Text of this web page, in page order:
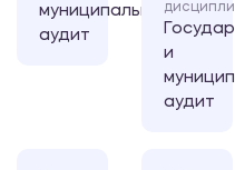
муниципальный
аудит
и
аудит